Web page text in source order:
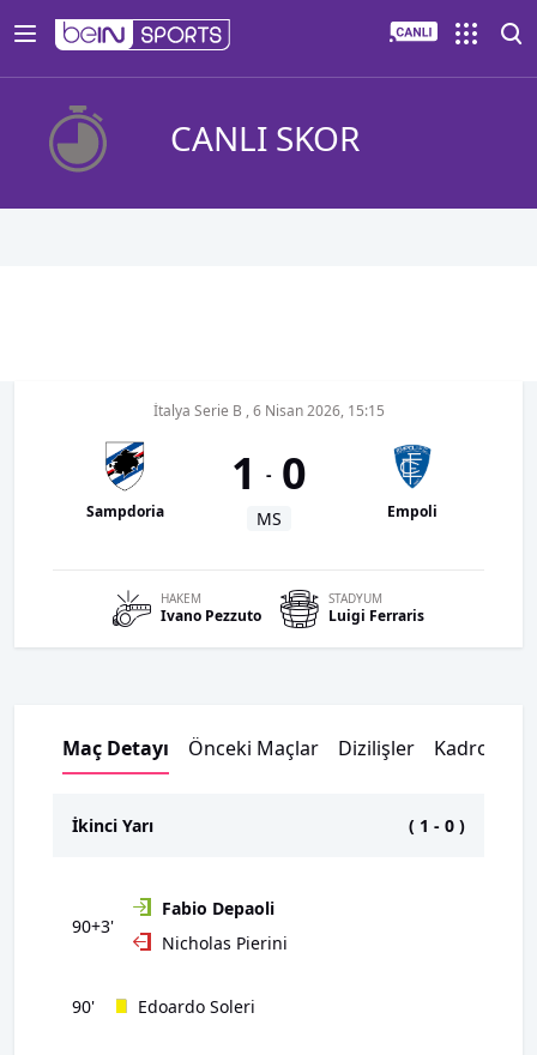
CANLI SKOR
İtalya Serie B , 6 Nisan 2026, 15:15
Sampdoria
1 - 0
MS Empoli
HAKEM
Ivano Pezzuto
STADYUM
Luigi Ferraris
Maç Detayı Önceki Maçlar Dizilişler Kadrolar
İkinci Yarı ( 1 - 0 )
90+3'
Fabio Depaoli
Nicholas Pierini
90' Edoardo Soleri